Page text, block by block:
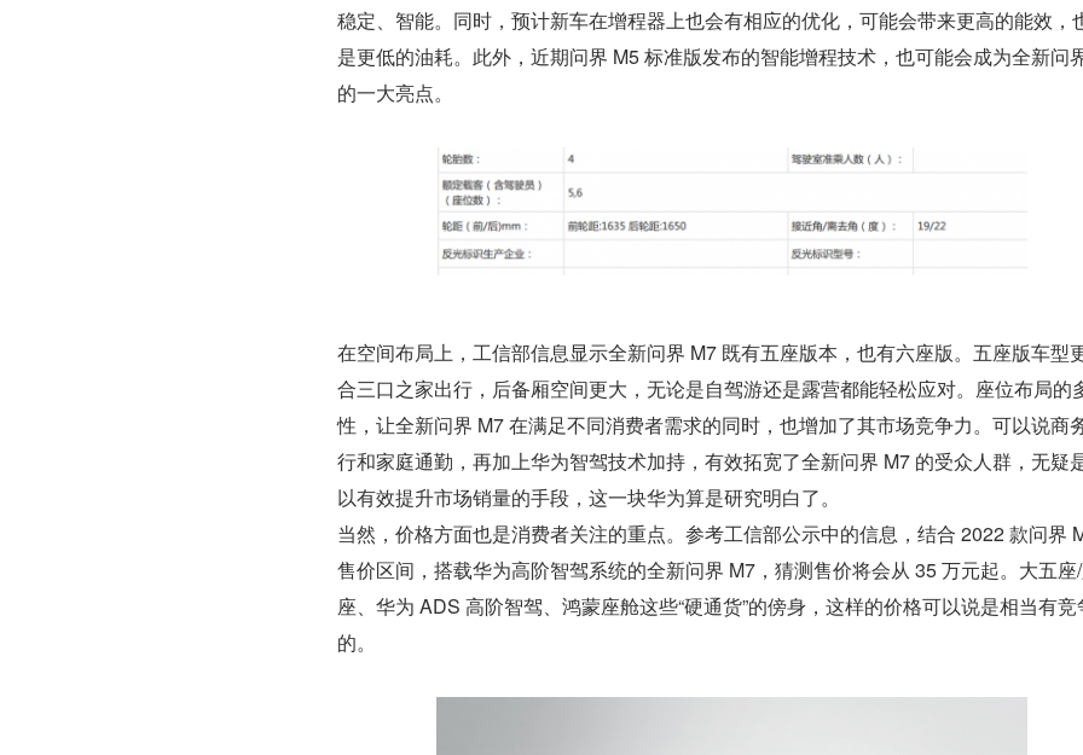
稳定、智能。同时，预计新车在增程器上也会有相应的优化，可能会带来更高的能效，
是更低的油耗。此外，近期问界 M5 标准版发布的智能增程技术，也可能会成为全新问
的一大亮点。
在空间布局上，工信部信息显示全新问界 M7 既有五座版本，也有六座版。五座版车型
合三口之家出行，后备厢空间更大，无论是自驾游还是露营都能轻松应对。座位布局的
性，让全新问界 M7 在满足不同消费者需求的同时，也增加了其市场竞争力。可以说商
行和家庭通勤，再加上华为智驾技术加持，有效拓宽了全新问界 M7 的受众人群，无疑
以有效提升市场销量的手段，这一块华为算是研究明白了。
当然，价格方面也是消费者关注的重点。参考工信部公示中的信息，结合 2022 款问界
售价区间，搭载华为高阶智驾系统的全新问界 M7，猜测售价将会从 35 万元起。大五座
座、华为 ADS 高阶智驾、鸿蒙座舱这些“硬通货”的傍身，这样的价格可以说是相当有竞
的。